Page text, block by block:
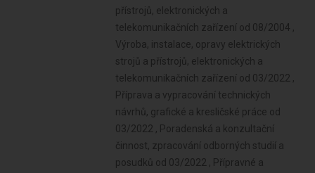
přístrojů, elektronických a
telekomunikačních zařízení od 08/2004 ,
Výroba, instalace, opravy elektrických
strojů a přístrojů, elektronických a
telekomunikačních zařízení od 03/2022 ,
Příprava a vypracování technických
návrhů, grafické a kresličské práce od
03/2022 , Poradenská a konzultační
činnost, zpracování odborných studií a
posudků od 03/2022 , Přípravné a